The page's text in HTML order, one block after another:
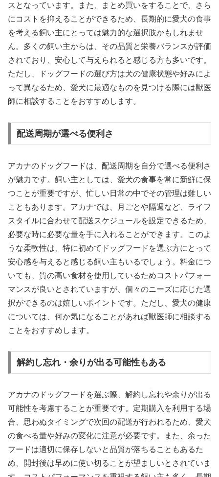
スとなっています。また、まとめ買いをすることで、さら
にコストを抑えることができるため、長期的に愛犬の食事
を考える飼い主にとっては魅力的な選択肢かもしれませ
ん。多くの飼い主からは、その品質と栄養バランスが評価
されており、安心して与えられると感じる方も多いです。
ただし、ドッグフードの選び方は犬の健康状態や好みによ
って異なるため、愛犬に最適なものを見つける際には獣医
師に相談することをおすすめします。
配送周期が選べる便利さ
アカナのドッグフードは、配送周期を自分で選べる便利さ
が魅力です。飼い主としては、愛犬の食事を常に新鮮に保
つことが重要ですが、忙しい日常の中でその管理は難しい
こともあります。アカナでは、月ごとや隔週など、ライフ
スタイルに合わせて配送スケジュールを設定できるため、
必要な時に必要な量を手に入れることができます。このよ
うな柔軟性は、特に初めてドッグフードを選ぶ方にとって
安心感を与えると感じる飼い主もいるでしょう。料金につ
いても、質の高い食材を使用しているためコストパフォー
マンスが良いとされていますが、個々のニーズに応じた選
択ができるのは嬉しいポイントです。ただし、愛犬の健康
については、何か気になることがあれば獣医師に相談する
ことをおすすめします。
解約し忘れ・余りが出る可能性もある
アカナのドッグフードを選ぶ際、解約し忘れや余りが出る
可能性を考慮することが重要です。定期購入を利用する場
合、思わぬタイミングで次回の配送が行われるため、愛犬
の食べる量や好みの変化に注意が必要です。また、余った
フードは適切に保存しないと品質が落ちることもあるた
め、開封後は早めに使い切ることが望ましいとされていま